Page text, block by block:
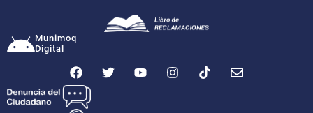
Munimoq
Digital